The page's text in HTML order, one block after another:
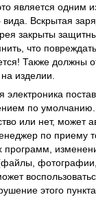
является одним
Вскрытая
закрыты
что
Также должны
изделии.
электроника
по умолчанию.
или нет, может
по приему
программ,
этого